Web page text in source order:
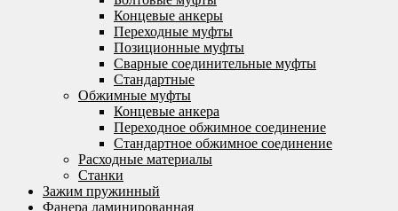
Концевые анкеры
Переходные муфты
Позиционные муфты
Сварные соединительные муфты
Стандартные
Обжимные муфты
Концевые анкера
Переходное обжимное соединение
Стандартное обжимное соединение
Расходные материалы
Станки
Зажим пружинный
Фанера ламинированная